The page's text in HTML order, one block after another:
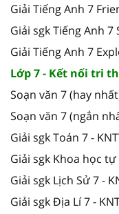
Giải Tiếng Anh 7
Giải sgk Tiếng Anh
Giải Tiếng Anh 7
Lớp 7 - Kết nối tri
Soạn văn 7 (hay
Soạn văn 7 (ngắn
Giải sgk Toán 7 -
Giải sgk Khoa học tự
Giải sgk Lịch Sử 7 -
Giải sgk Địa Lí 7 -